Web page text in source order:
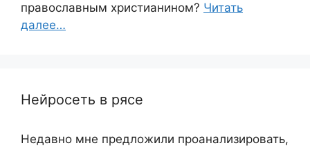
православным христианином? Читать
далее…
Нейросеть в рясе
Недавно мне предложили проанализировать,